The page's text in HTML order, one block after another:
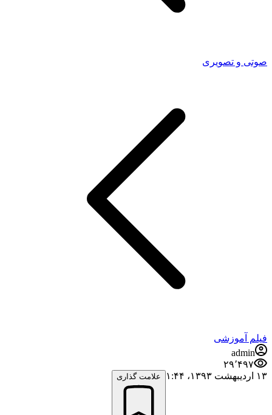
صوتی و تصویری
فیلم آموزشی
admin
۲۹٬۴۹۷
۱۳ اردیبهشت ۱۳۹۳،‏ ۱:۴۴
علامت گذاری